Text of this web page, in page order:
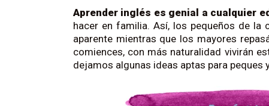
Aprender inglés es genial a cualquier
hacer en familia. Así, los pequeños de
aparente mientras que los mayores
comiences, con más naturalidad vivirán
dejamos algunas ideas aptas para peques